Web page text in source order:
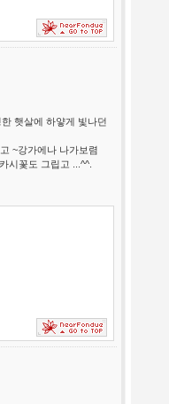
햇살에 하얗게 빛나던
~강가에나 나가보렴
시꽃도 그립고 ...^^.